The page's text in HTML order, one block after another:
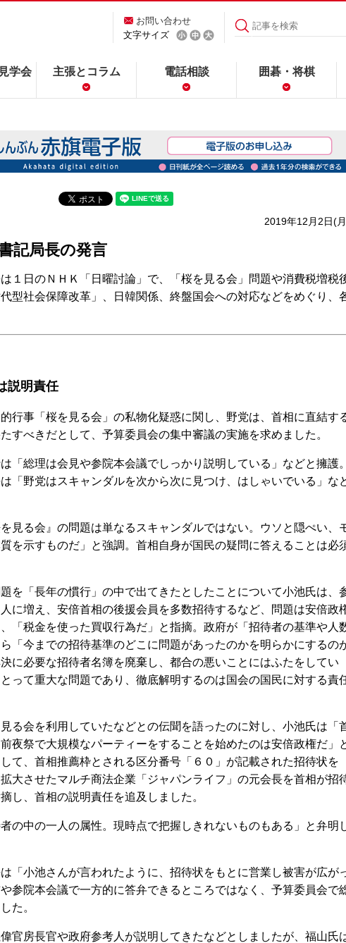
お問い合わせ
文字サイズ
学会 主張とコラム 電話相談 囲碁・将棋
2019年12月2日(
記局長の発言
１日のＮＨＫ「日曜討論」で、「桜を見る会」問題や消費税増税
型社会保障改革」、日韓関係、終盤国会への対応などをめぐり、
説明責任
行事「桜を見る会」の私物化疑惑に関し、野党は、首相に直結す
すべきだとして、予算委員会の集中審議の実施を求めました。
「総理は会見や参院本会議でしっかり説明している」などと擁護。
「野党はスキャンダルを次から次に見つけ、はしゃいでいる」な
見る会』の問題は単なるスキャンダルではない。ウソと隠ぺい、
を示すものだ」と強調。首相自身が国民の疑問に答えることは必
を「長年の慣行」の中で出てきたとしたことについて小池氏は、
に増え、安倍首相の後援会員を多数招待するなど、問題は安倍政
「税金を使った買収行為だ」と指摘。政府が「招待者の基準や人
「今までの招待基準のどこに問題があったのかを明らかにするの
に必要な招待者名簿を廃棄し、都合の悪いことにはふたをしてい
って重大な問題であり、徹底解明するのは国会の国民に対する責
る会を利用していたなどとの伝聞を語ったのに対し、小池氏は「
夜祭で大規模なパーティーをすることを始めたのは安倍政権だ」
て、首相推薦枠とされる区分番号「６０」が記載された招待状を
大させたマルチ商法企業「ジャパンライフ」の元会長を首相が招
し、首相の説明責任を追及しました。
の中の一人の属性。現時点で把握しきれないものもある」と弁明
「小池さんが言われたように、招待状をもとに営業し被害が広が
参院本会議で一方的に答弁できるところではなく、予算委員会で
た。
官房長官や政府参考人が説明してきたなどとしましたが、福山氏